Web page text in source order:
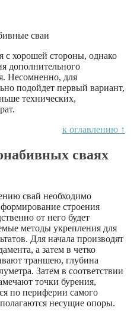
сваи
с хорошей стороны, однако
дополнительного
Несомненно, для
подойдет первый вариант,
технических,
к оглавлению ↑
сваях
свай необходимо
строения
от него будет
методы укрепления для
Для начала производят
а затем в четко
траншею, глубина
Затем в соответствии
точки бурения,
по периферии самого
несущие опоры.